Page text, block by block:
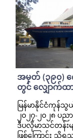
အမှတ် (၃၉၀)
တွင် လျှောက်ထာ
မြန်မာနိုင်ငံကုန်
၂၀၂၇-၂၀၂၈ ပ
ဒီပလိုမာသင်တန်း